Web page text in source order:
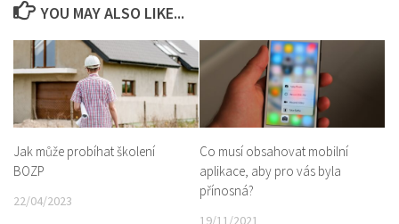
YOU MAY ALSO LIKE...
Jak může probíhat školení
BOZP
22/04/2023
Co musí obsahovat mobilní
aplikace, aby pro vás byla
přínosná?
19/11/2021